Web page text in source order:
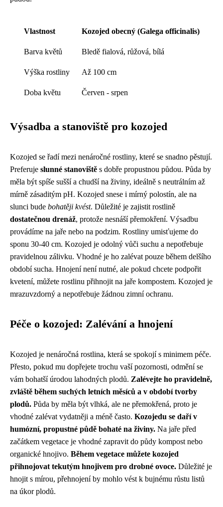
Vlastnost Kozojed obecný (Galega officinalis)
Barva květů Bledě fialová, růžová, bílá
Výška rostliny Až 100 cm
Doba květu Červen - srpen
Výsadba a stanoviště pro kozojed
Kozojed se řadí mezi nenáročné rostliny, které se snadno pěstují.
Preferuje slunné stanoviště s dobře propustnou půdou. Půda by
měla být spíše sušší a chudší na živiny, ideálně s neutrálním až
mírně zásaditým pH. Kozojed snese i mírný polostín, ale na
slunci bude bohatěji kvést. Důležité je zajistit rostlině
dostatečnou drenáž, protože nesnáší přemokření. Výsadbu
provádíme na jaře nebo na podzim. Rostliny umisťujeme do
sponu 30-40 cm. Kozojed je odolný vůči suchu a nepotřebuje
pravidelnou zálivku. Vhodné je ho zalévat pouze během delšího
období sucha. Hnojení není nutné, ale pokud chcete podpořit
kvetení, můžete rostlinu přihnojit na jaře kompostem. Kozojed je
mrazuvzdorný a nepotřebuje žádnou zimní ochranu.
Péče o kozojed: Zalévání a hnojení
Kozojed je nenáročná rostlina, která se spokojí s minimem péče.
Přesto, pokud mu dopřejete trochu vaší pozornosti, odmění se
vám bohatší úrodou lahodných plodů. Zalévejte ho pravidelně,
zvláště během suchých letních měsíců a v období tvorby
plodů. Půda by měla být vlhká, ale ne přemokřená, proto je
vhodné zalévat vydatněji a méně často. Kozojedu se daří v
humózní, propustné půdě bohaté na živiny. Na jaře před
začátkem vegetace je vhodné zapravit do půdy kompost nebo
organické hnojivo. Během vegetace můžete kozojed
přihnojovat tekutým hnojivem pro drobné ovoce. Důležité je
hnojit s mírou, přehnojení by mohlo vést k bujnému růstu listů
na úkor plodů.